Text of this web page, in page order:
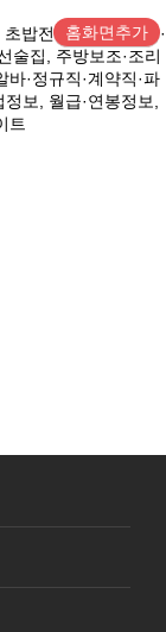
홈화면추가